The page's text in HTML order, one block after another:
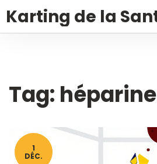
Tag: héparine
1
DÉC.